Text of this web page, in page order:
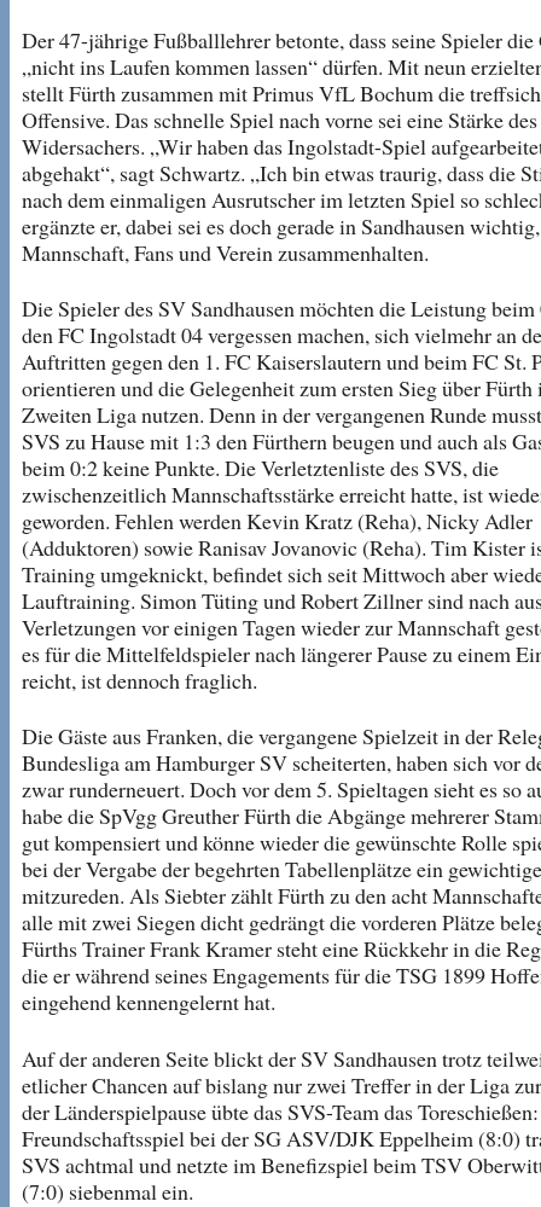
Der 47-jährige Fußballlehrer betonte, dass seine Spieler die
„nicht ins Laufen kommen lassen“ dürfen. Mit neun
stellt Fürth zusammen mit Primus VfL Bochum die
Offensive. Das schnelle Spiel nach vorne sei eine Stärke des
Widersachers. „Wir haben das Ingolstadt-Spiel
abgehakt“, sagt Schwartz. „Ich bin etwas traurig, dass die
nach dem einmaligen Ausrutscher im letzten Spiel so
ergänzte er, dabei sei es doch gerade in Sandhausen
Mannschaft, Fans und Verein zusammenhalten.
Die Spieler des SV Sandhausen möchten die Leistung beim
den FC Ingolstadt 04 vergessen machen, sich vielmehr an
Auftritten gegen den 1. FC Kaiserslautern und beim FC St.
orientieren und die Gelegenheit zum ersten Sieg über Fürth
Zweiten Liga nutzen. Denn in der vergangenen Runde
SVS zu Hause mit 1:3 den Fürthern beugen und auch als
beim 0:2 keine Punkte. Die Verletztenliste des SVS, die
zwischenzeitlich Mannschaftsstärke erreicht hatte, ist
geworden. Fehlen werden Kevin Kratz (Reha), Nicky Adler
(Adduktoren) sowie Ranisav Jovanovic (Reha). Tim Kister
Training umgeknickt, befindet sich seit Mittwoch aber
Lauftraining. Simon Tüting und Robert Zillner sind nach
Verletzungen vor einigen Tagen wieder zur Mannschaft
es für die Mittelfeldspieler nach längerer Pause zu einem
reicht, ist dennoch fraglich.
Die Gäste aus Franken, die vergangene Spielzeit in der
Bundesliga am Hamburger SV scheiterten, haben sich vor
zwar runderneuert. Doch vor dem 5. Spieltagen sieht es so
habe die SpVgg Greuther Fürth die Abgänge mehrerer
gut kompensiert und könne wieder die gewünschte Rolle
bei der Vergabe der begehrten Tabellenplätze ein
mitzureden. Als Siebter zählt Fürth zu den acht
alle mit zwei Siegen dicht gedrängt die vorderen Plätze
Fürths Trainer Frank Kramer steht eine Rückkehr in die
die er während seines Engagements für die TSG 1899
eingehend kennengelernt hat.
Auf der anderen Seite blickt der SV Sandhausen trotz
etlicher Chancen auf bislang nur zwei Treffer in der Liga
der Länderspielpause übte das SVS-Team das
Freundschaftsspiel bei der SG ASV/DJK Eppelheim (8:0)
SVS achtmal und netzte im Benefizspiel beim TSV
(7:0) siebenmal ein.